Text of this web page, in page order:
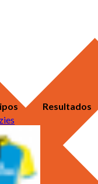
Resultados